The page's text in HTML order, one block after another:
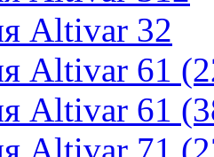
Altivar 32
Altivar 61
Altivar 61
Altivar 71